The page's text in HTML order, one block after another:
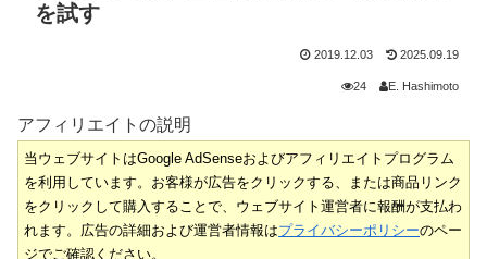
を試す
2019.12.03 2025.09.19
24 E. Hashimoto
アフィリエイトの説明
当ウェブサイトはGoogle AdSenseおよびアフィリエイトプログラム
を利用しています。お客様が広告をクリックする、または商品リンク
をクリックして購入することで、ウェブサイト運営者に報酬が支払わ
れます。広告の詳細および運営者情報はプライバシーポリシーのペー
ジでご確認ください。